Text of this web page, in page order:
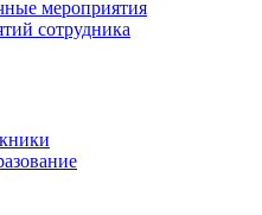
мероприятия
сотрудника